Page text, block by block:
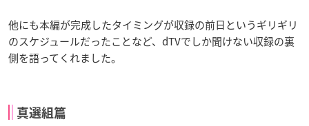
他にも本編が完成したタイミングが収録の前日というギリギリ
のスケジュールだったことなど、dTVでしか聞けない収録の裏
側を語ってくれました。
真選組篇